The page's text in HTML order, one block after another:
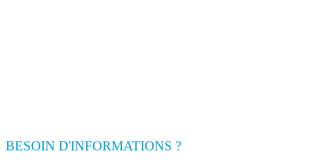
BESOIN D'INFORMATIONS ?